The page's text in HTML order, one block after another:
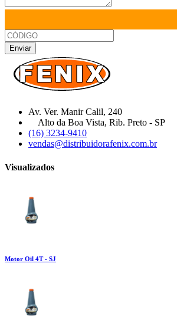
Enviar
Av. Ver. Manir Calil, 240
Alto da Boa Vista, Rib. Preto - SP
(16) 3234-9410
vendas@distribuidorafenix.com.br
Visualizados
Motor Oil 4T - SJ